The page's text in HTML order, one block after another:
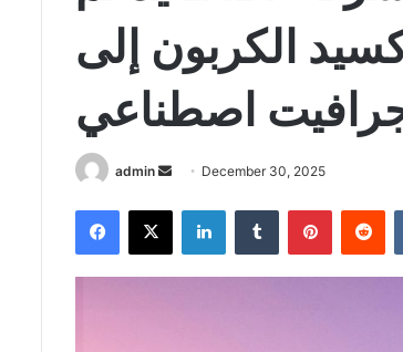
الكربون إلى
اصطناعي
admin
Send
email
December 30, 2025
Facebook
X LinkedInTumblr Pinterest